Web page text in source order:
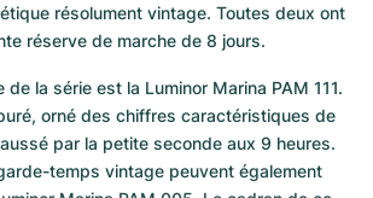
résolument vintage. Toutes deux ont
réserve de marche de 8 jours.
de la série est la Luminor Marina PAM 111.
orné des chiffres caractéristiques de
par la petite seconde aux 9 heures.
temps vintage peuvent également